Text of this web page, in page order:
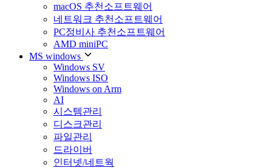
macOS 추천소프트웨어
네트워크 추천소프트웨어
PC정비사 추천소프트웨어
AMD miniPC
MS windows
Windows SV
Windows ISO
Windows on Arm
AI
시스템관리
디스크관리
파일관리
드라이버
인터넷/네트웍